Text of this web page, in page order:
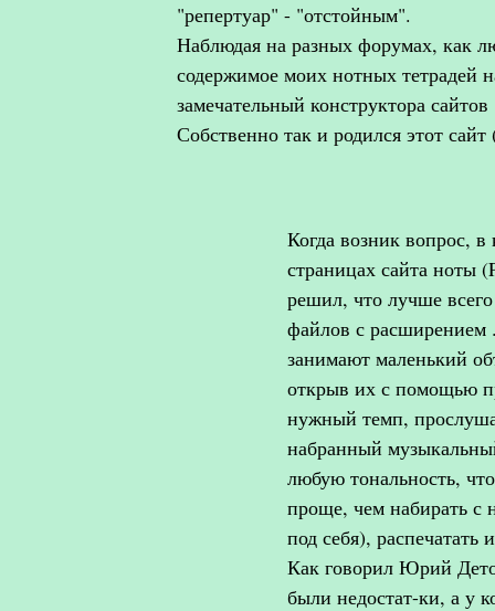
"репертуар" - "отстойным".
Наблюдая на разных форумах, как
содержимое моих нотных тетрадей
замечательный конструктора
Собственно так и родился этот
Когда возник вопрос,
страницах сайта ноты
решил, что лучше
файлов с расширением
занимают маленький
открыв их с помощью
нужный темп,
набранный
любую тональность,
проще, чем набирать с
под себя),
Как говорил Юрий
были недостат-ки, а у